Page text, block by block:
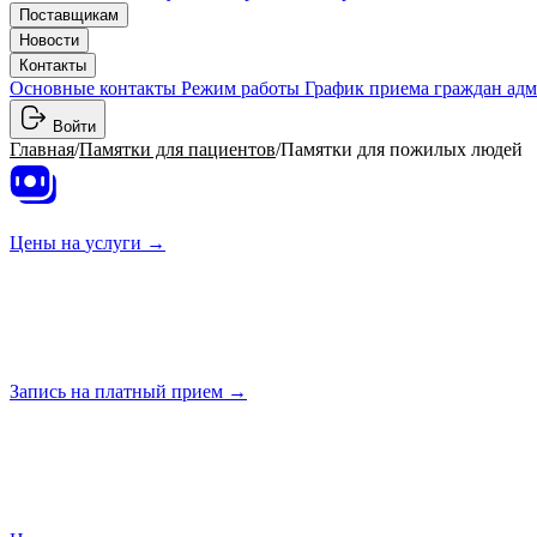
Поставщикам
Новости
Контакты
Основные контакты Режим работы График приема граждан
Войти
Главная/Памятки для пациентов/Памятки для пожилых людей
Цены на услуги →
Запись на платный прием →